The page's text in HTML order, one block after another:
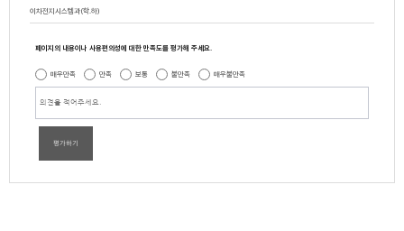
이차전지시스템과(학.하)
페이지의 내용이나 사용편의성에 대한 만족도를 평가해 주세요.
매우만족 만족 보통 불만족 매우불만족
평가하기